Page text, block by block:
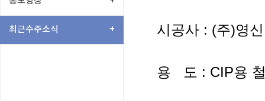
최근수주소식 + 시공사 : (주)영
용 도 : CIP용